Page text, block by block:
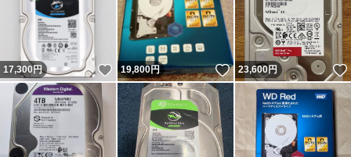
17,300円 いいね！
19,800円 いいね！
23,600円